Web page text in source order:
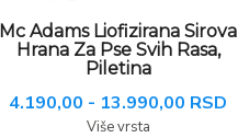
Mc Adams Liofizirana Sirova
Hrana Za Pse Svih Rasa,
Piletina
4.190,00 - 13.990,00 RSD
Više vrsta